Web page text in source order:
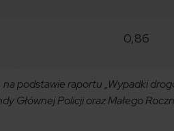
0,86
podstawie raportu „Wypadki
Głównej Policji oraz Małego